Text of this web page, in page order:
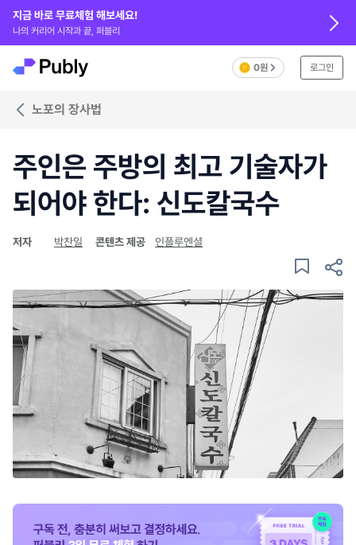
지금 바로 무료체험 해보세요!
나의 커리어 시작과 끝, 퍼블리
0원 로그인
노포의 장사법
주인은 주방의 최고 기술자가
되어야 한다: 신도칼국수
저자 박찬일 콘텐츠 제공 인플루엔셜